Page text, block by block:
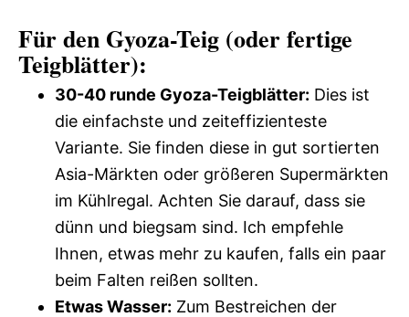
Für den Gyoza-Teig (oder fertige
Teigblätter):
30-40 runde Gyoza-Teigblätter: Dies ist
die einfachste und zeiteffizienteste
Variante. Sie finden diese in gut sortierten
Asia-Märkten oder größeren Supermärkten
im Kühlregal. Achten Sie darauf, dass sie
dünn und biegsam sind. Ich empfehle
Ihnen, etwas mehr zu kaufen, falls ein paar
beim Falten reißen sollten.
Etwas Wasser: Zum Bestreichen der